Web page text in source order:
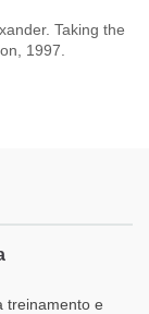
Taking the
1997.
treinamento e